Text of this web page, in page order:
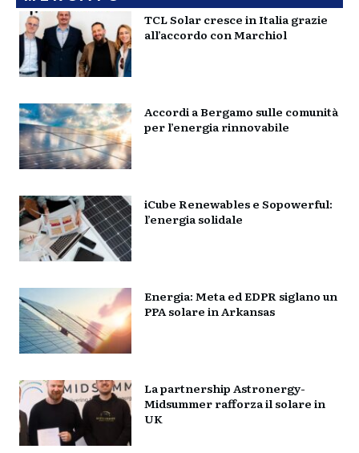
TCL Solar cresce in Italia grazie
all’accordo con Marchiol
Accordi a Bergamo sulle comunità
per l’energia rinnovabile
iCube Renewables e Sopowerful:
l’energia solidale
Energia: Meta ed EDPR siglano un
PPA solare in Arkansas
La partnership Astronergy-
Midsummer rafforza il solare in
UK